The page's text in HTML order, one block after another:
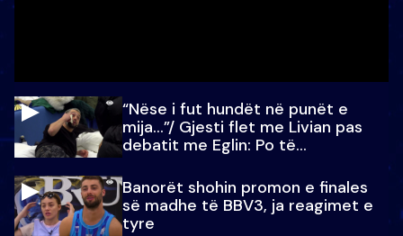
“Nëse i fut hundët në punët e
mija…”/ Gjesti flet me Livian pas
debatit me Eglin: Po të
Banorët shohin promon e finales
së madhe të BBV3, ja reagimet e
tyre